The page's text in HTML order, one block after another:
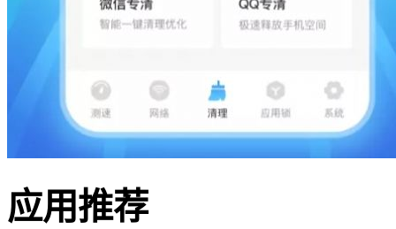
应用推荐